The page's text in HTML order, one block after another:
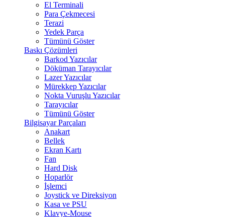
El Terminali
Para Çekmecesi
Terazi
Yedek Parça
Tümünü Göster
Baskı Çözümleri
Barkod Yazıcılar
Döküman Tarayıcılar
Lazer Yazıcılar
Mürekkep Yazıcılar
Nokta Vuruşlu Yazıcılar
Tarayıcılar
Tümünü Göster
Bilgisayar Parçaları
Anakart
Bellek
Ekran Kartı
Fan
Hard Disk
Hoparlör
İşlemci
Joystick ve Direksiyon
Kasa ve PSU
Klavye-Mouse